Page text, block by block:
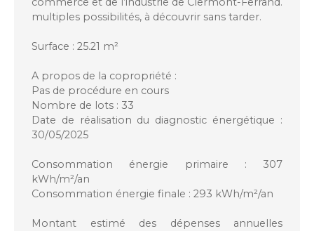
multiples possibilités, à découvrir sans tarder.
Surface : 25.21 m²
A propos de la copropriété :
Pas de procédure en cours
Nombre de lots : 33
Date de réalisation du diagnostic énergétique :
30/05/2025
Consommation énergie primaire : 307
kWh/m²/an
Consommation énergie finale : 293 kWh/m²/an
Montant estimé des dépenses annuelles